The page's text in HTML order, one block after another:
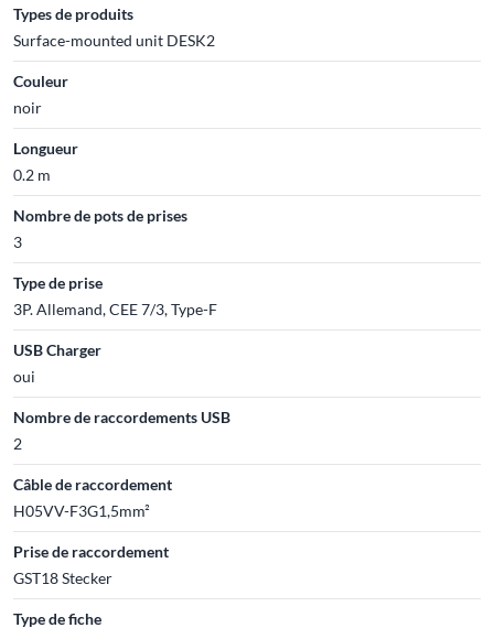
Types de produits
Surface-mounted unit DESK2
Couleur
noir
Longueur
0.2 m
Nombre de pots de prises
3
Type de prise
3P. Allemand, CEE 7/3, Type-F
USB Charger
oui
Nombre de raccordements USB
2
Câble de raccordement
H05VV-F3G1,5mm²
Prise de raccordement
GST18 Stecker
Type de fiche